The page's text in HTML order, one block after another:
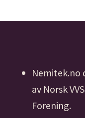
Nemitek.no
av Norsk
Forening.